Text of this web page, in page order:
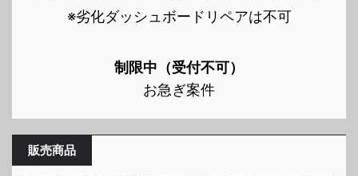
※劣化ダッシュボードリペアは不可
制限中（受付不可）
お急ぎ案件
販売商品